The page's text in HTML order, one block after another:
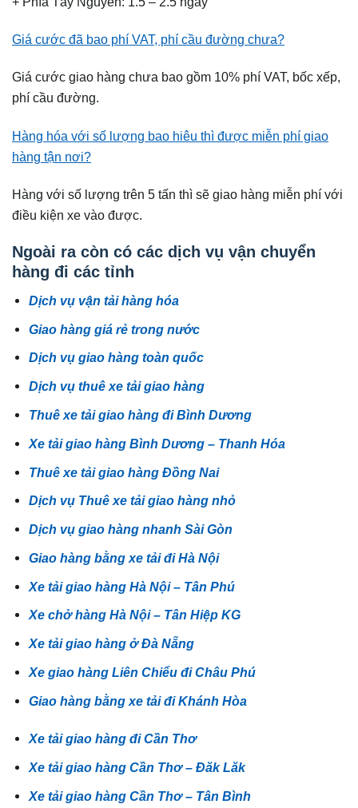
Giá cước đã bao phí VAT, phí cầu đường chưa?
Giá cước giao hàng chưa bao gồm 10% phí VAT, bốc xếp,
phí cầu đường.
Hàng hóa với số lượng bao hiêu thì được miễn phí giao
hàng tận nơi?
Hàng với số lượng trên 5 tấn thì sẽ giao hàng miễn phí với
điều kiện xe vào được.
Ngoài ra còn có các dịch vụ vận chuyển
hàng đi các tỉnh
Dịch vụ vận tải hàng hóa
Giao hàng giá rẻ trong nước
Dịch vụ giao hàng toàn quốc
Dịch vụ thuê xe tải giao hàng
Thuê xe tải giao hàng đi Bình Dương
Xe tải giao hàng Bình Dương – Thanh Hóa
Thuê xe tải giao hàng Đồng Nai
Dịch vụ Thuê xe tải giao hàng nhỏ
Dịch vụ giao hàng nhanh Sài Gòn
Giao hàng bằng xe tải đi Hà Nội
Xe tải giao hàng Hà Nội – Tân Phú
Xe chở hàng Hà Nội – Tân Hiệp KG
Xe tải giao hàng ở Đà Nẵng
Xe giao hàng Liên Chiểu đi Châu Phú
Giao hàng bằng xe tải đi Khánh Hòa
Xe tải giao hàng đi Cần Thơ
Xe tải giao hàng Cần Thơ – Đăk Lăk
Xe tải giao hàng Cần Thơ – Tân Bình